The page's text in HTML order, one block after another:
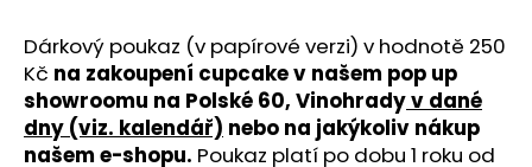
Dárkový poukaz (v papírové verzi) v hodnotě 250
Kč na zakoupení cupcake v našem pop up
showroomu na Polské 60, Vinohradyv dané
dny (viz. kalendář) nebo na jakýkoliv nákup
našem e-shopu. Poukaz platí po dobu 1 roku od
e
m
e